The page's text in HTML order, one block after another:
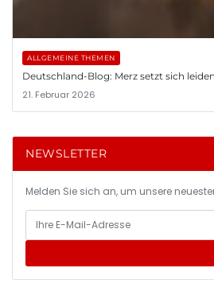
ALLGEMEINE THEMEN
Deutschland-Blog: Merz setzt sich
21. Februar 2026
NEWSLETTER
Melden Sie sich an, um unsere